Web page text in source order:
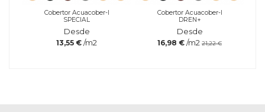
Cobertor Acuacober-I
SPECIAL
Desde
13,55 € /m2
Cobertor Acuacober-I
DREN+
Desde
16,98 € /m2 21,22 €